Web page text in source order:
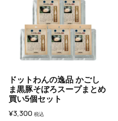
ドットわんの逸品 かごし
ま黒豚そぼろスープまとめ
買い5個セット
¥3,300 税込